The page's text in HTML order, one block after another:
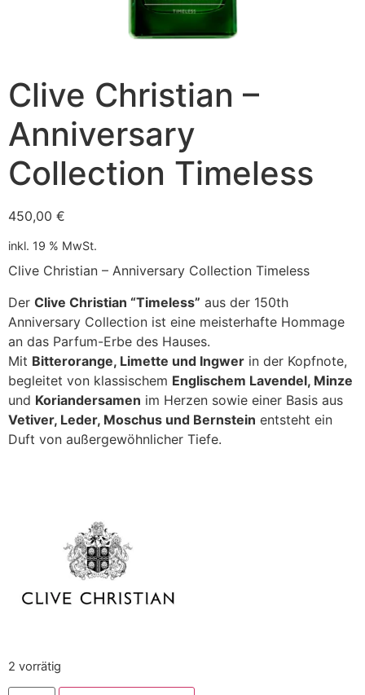
Clive Christian –
Anniversary
Collection Timeless
450,00 €
inkl. 19 % MwSt.
Clive Christian – Anniversary Collection Timeless
Der Clive Christian “Timeless” aus der 150th
Anniversary Collection ist eine meisterhafte Hommage
an das Parfum-Erbe des Hauses.
Mit Bitterorange, Limette und Ingwer in der Kopfnote,
begleitet von klassischem Englischem Lavendel, Minze
und Koriandersamen im Herzen sowie einer Basis aus
Vetiver, Leder, Moschus und Bernstein entsteht ein
Duft von außergewöhnlicher Tiefe.
2 vorrätig